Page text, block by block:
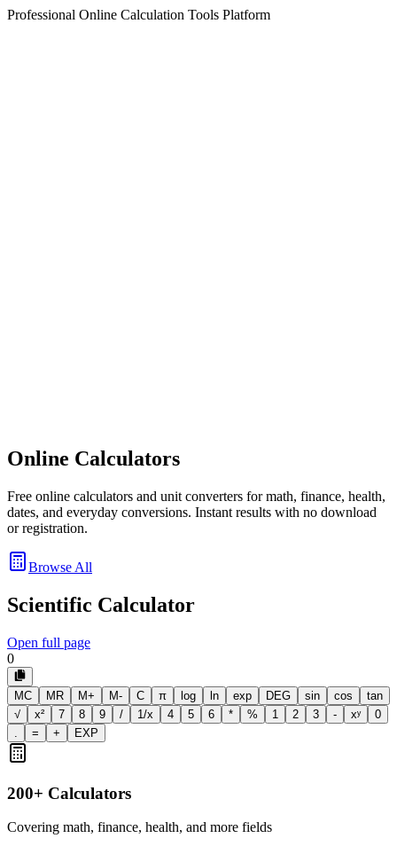
Professional Online Calculation Tools Platform
Online Calculators
Free online calculators and unit converters for math, finance, health,
dates, and everyday conversions. Instant results with no download
or registration.
Browse All
Scientific Calculator
Open full page
0
MC MR M+ M- C π log ln exp DEG sin cos
tan
√
x² 7 8 9 / 1/x 4 5 6 * % 1 2 3 - xʸ
0
= + EXP
200+ Calculators
Covering math, finance, health, and more fields